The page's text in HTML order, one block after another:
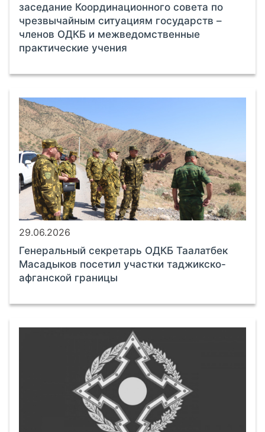
заседание Координационного совета по
чрезвычайным ситуациям государств –
членов ОДКБ и межведомственные
практические учения
29.06.2026
Генеральный секретарь ОДКБ Таалатбек
Масадыков посетил участки таджикско-
афганской границы